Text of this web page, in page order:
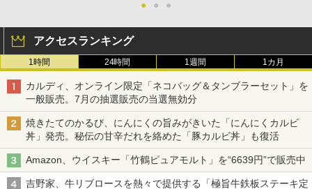
● ● ●
アクセスランキング
1時間 24時間 1週間 1カ月
カルディ、オンライン限定「ネコバッグ＆タンブラーセット」を
一般販売。7月の抽選販売の当選無効分
焼きたてのかるび、にんにくの旨みがきいた「にんにくカルビ
丼」発売。秘伝の甘辛だれを絡めた「豚カルビ丼」も復活
Amazon、ウイスキー「竹鶴ピュアモルト」を“6639円”で販売中
吉野家、牛リブロースを熱々で提供する「極旨牛鉄板ステーキ定